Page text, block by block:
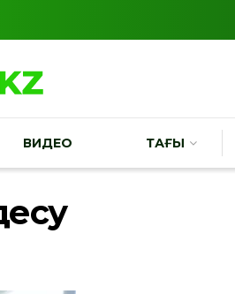
ВИДЕО ТАҒЫ